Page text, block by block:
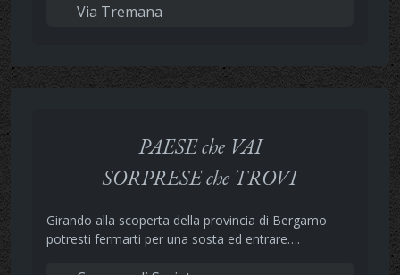
Via Tremana
PAESE che VAI
SORPRESE che TROVI
Girando alla scoperta della provincia di Bergamo
potresti fermarti per una sosta ed entrare….